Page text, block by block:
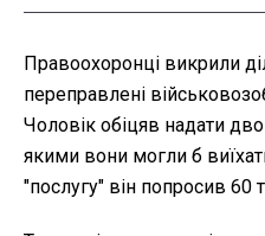
Правоохоронці викрили
переправлені
Чоловік обіцяв надати
якими вони могли б
"послугу" він попросив 60